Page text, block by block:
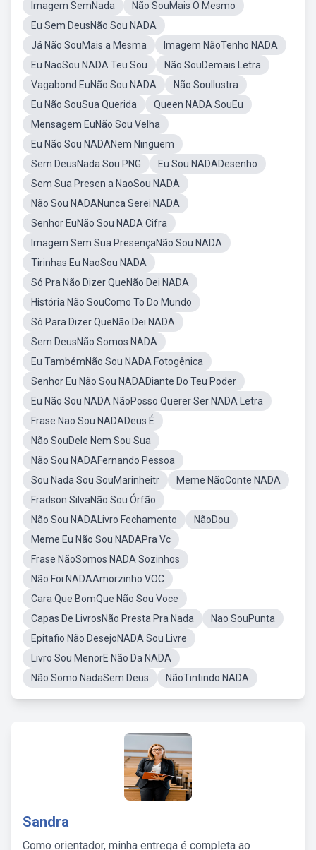
Imagem SemNada
Não SouMais O Mesmo
Eu Sem DeusNão Sou NADA
Já Não SouMais a Mesma
Imagem NãoTenho NADA
Eu NaoSou NADA Teu Sou
Não SouDemais Letra
Vagabond EuNão Sou NADA
Não SouIlustra
Eu Não SouSua Querida
Queen NADA SouEu
Mensagem EuNão Sou Velha
Eu Não Sou NADANem Ninguem
Sem DeusNada Sou PNG
Eu Sou NADADesenho
Sem Sua Presen a NaoSou NADA
Não Sou NADANunca Serei NADA
Senhor EuNão Sou NADA Cifra
Imagem Sem Sua PresençaNão Sou NADA
Tirinhas Eu NaoSou NADA
Só Pra Não Dizer QueNão Dei NADA
História Não SouComo To Do Mundo
Só Para Dizer QueNão Dei NADA
Sem DeusNão Somos NADA
Eu TambémNão Sou NADA Fotogênica
Senhor Eu Não Sou NADADiante Do Teu Poder
Eu Não Sou NADA NãoPosso Querer Ser NADA Letra
Frase Nao Sou NADADeus É
Não SouDele Nem Sou Sua
Não Sou NADAFernando Pessoa
Sou Nada Sou SouMarinheitr
Meme NãoConte NADA
Fradson SilvaNão Sou Órfão
Não Sou NADALivro Fechamento
NãoDou
Meme Eu Não Sou NADAPra Vc
Frase NãoSomos NADA Sozinhos
Não Foi NADAAmorzinho VOC
Cara Que BomQue Não Sou Voce
Capas De LivrosNão Presta Pra Nada
Nao SouPunta
Epitafio Não DesejoNADA Sou Livre
Livro Sou MenorE Não Da NADA
Não Somo NadaSem Deus
NãoTintindo NADA
Sandra
Como orientador, minha entrega é completa ao